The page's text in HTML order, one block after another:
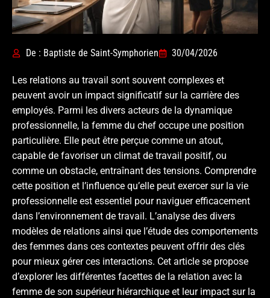
De : Baptiste de Saint-Symphorien 30/04/2026
Les relations au travail sont souvent complexes et
peuvent avoir un impact significatif sur la carrière des
employés. Parmi les divers acteurs de la dynamique
professionnelle, la femme du chef occupe une position
particulière. Elle peut être perçue comme un atout,
capable de favoriser un climat de travail positif, ou
comme un obstacle, entraînant des tensions. Comprendre
cette position et l’influence qu’elle peut exercer sur la vie
professionnelle est essentiel pour naviguer efficacement
dans l’environnement de travail. L’analyse des divers
modèles de relations ainsi que l’étude des comportements
des femmes dans ces contextes peuvent offrir des clés
pour mieux gérer ces interactions. Cet article se propose
d’explorer les différentes facettes de la relation avec la
femme de son supérieur hiérarchique et leur impact sur la